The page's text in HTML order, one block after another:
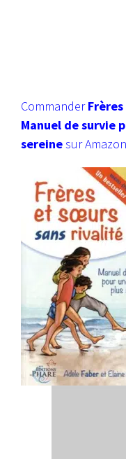
Commander
Manuel de survie
sereinesur Amazon